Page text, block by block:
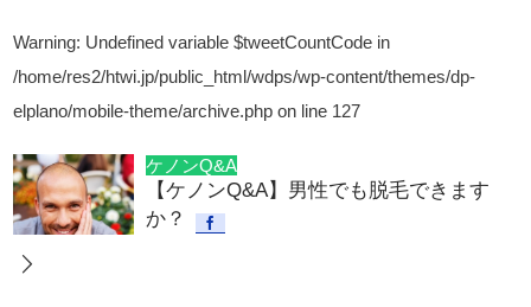
Warning: Undefined variable $tweetCountCode in
/home/res2/htwi.jp/public_html/wdps/wp-content/themes/dp-
elplano/mobile-theme/archive.php on line 127
ケノンQ&A
【ケノンQ&A】男性でも脱毛できます
か？